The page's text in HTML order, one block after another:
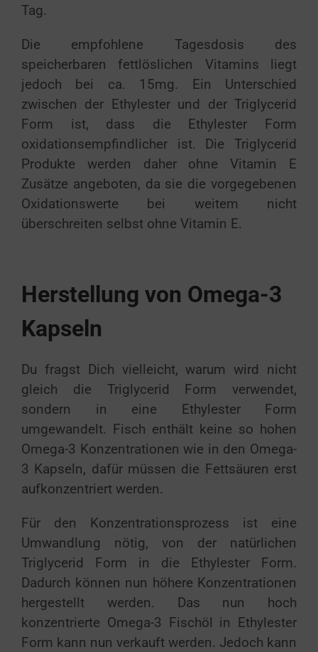
Tag.
Die empfohlene Tagesdosis des
speicherbaren fettlöslichen Vitamins liegt
jedoch bei ca. 15mg. Ein Unterschied
zwischen der Ethylester und der Triglycerid
Form ist, dass die Ethylester Form
oxidationsempfindlicher ist. Die Triglycerid
Produkte werden daher ohne Vitamin E
Zusätze angeboten, da sie die vorgegebenen
Oxidationswerte bei weitem nicht
überschreiten selbst ohne Vitamin E.
Herstellung von Omega-3
Kapseln
Du fragst Dich vielleicht, warum wird nicht
gleich die Triglycerid Form verwendet,
sondern in eine Ethylester Form
umgewandelt. Fisch enthält keine so hohen
Omega-3 Konzentrationen wie in den Omega-
3 Kapseln, dafür müssen die Fettsäuren erst
aufkonzentriert werden.
Für den Konzentrationsprozess ist eine
Umwandlung nötig, von der natürlichen
Triglycerid Form in die Ethylester Form.
Dadurch können nun höhere Konzentrationen
hergestellt werden. Das nun hoch
konzentrierte Omega-3 Fischöl in Ethylester
Form kann nun verkauft werden. Jedoch kann